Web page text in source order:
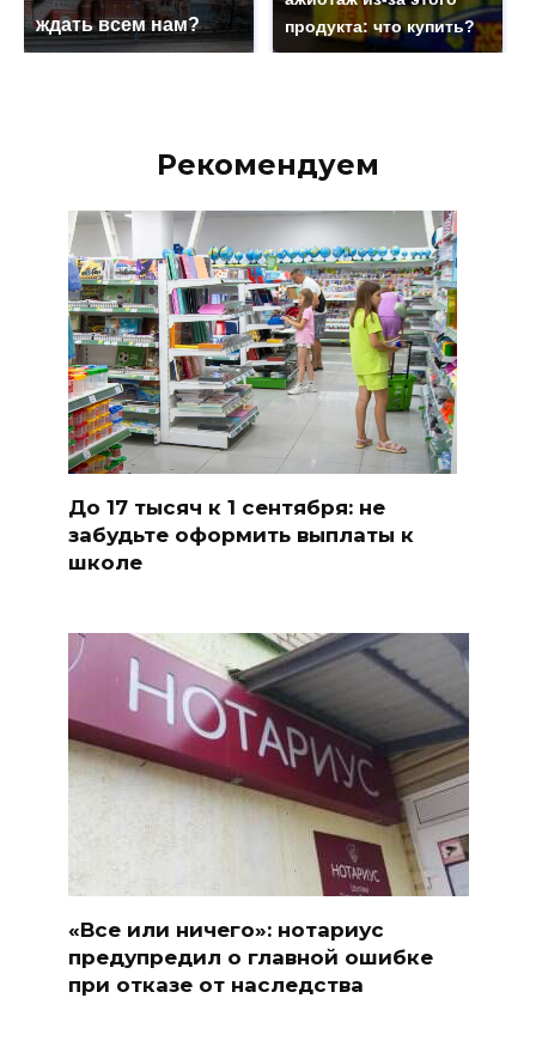
ждать всем нам?
продукта: что купить?
Рекомендуем
До 17 тысяч к 1 сентября: не
забудьте оформить выплаты к
школе
«Все или ничего»: нотариус
предупредил о главной ошибке
при отказе от наследства